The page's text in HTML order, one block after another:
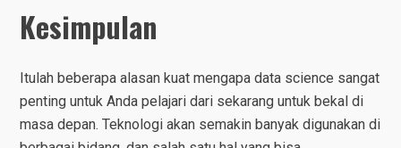
Kesimpulan
Itulah beberapa alasan kuat mengapa data science sangat
penting untuk Anda pelajari dari sekarang untuk bekal di
masa depan. Teknologi akan semakin banyak digunakan di